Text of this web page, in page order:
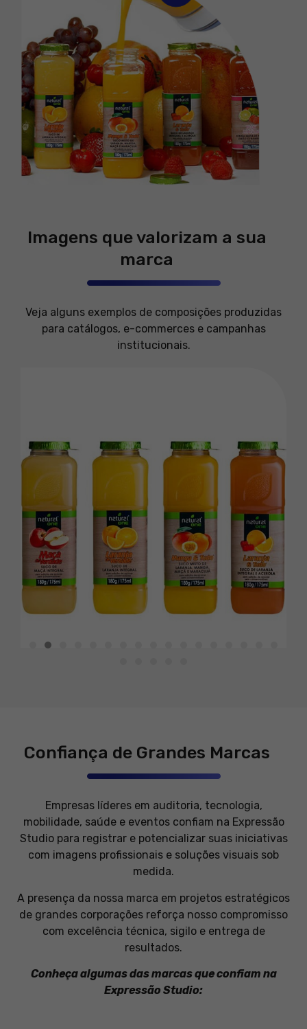
Imagens que valorizam a sua
marca
Veja alguns exemplos de composições produzidas
para catálogos, e-commerces e campanhas
institucionais.
Confiança de Grandes Marcas
Empresas líderes em auditoria, tecnologia,
mobilidade, saúde e eventos confiam na Expressão
Studio para registrar e potencializar suas iniciativas
com imagens profissionais e soluções visuais sob
medida.
A presença da nossa marca em projetos estratégicos
de grandes corporações reforça nosso compromisso
com excelência técnica, sigilo e entrega de
resultados.
Conheça algumas das marcas que confiam na
Expressão Studio:
Necessário
Esses cookies
não são
opcionais. São
necessários
para o
e a estrutura
base em
usado.
Experiência
Para que o
melhor
possível
durante a sua
recusar esses
algumas
funcionalidades